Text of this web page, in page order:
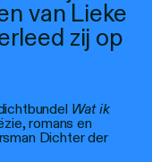
van Lieke
zij op
Wat ik
romans en
Dichter der